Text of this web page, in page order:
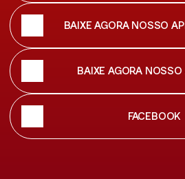
BAIXE AGORA NOSSO
BAIXE AGORA
FACEBOOK